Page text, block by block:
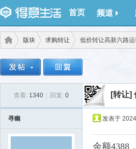
首页 频道
得意 ›
版块
›
求购转让
›
低价转让高新六路
查看: 1340 回复: 0 [转让]
寻幽 发表于
余额4388